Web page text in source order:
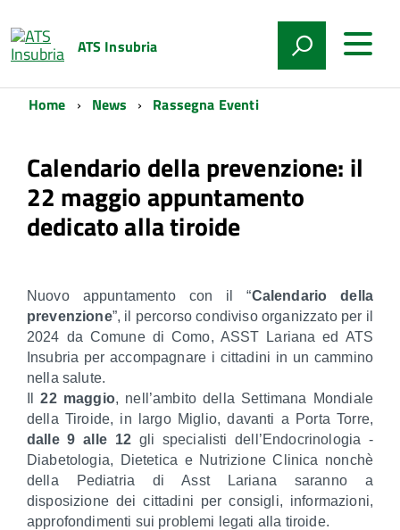
ATS Insubria
Home News Rassegna Eventi
Calendario della prevenzione: il
22 maggio appuntamento
dedicato alla tiroide
Nuovo appuntamento con il “Calendario della
prevenzione”, il percorso condiviso organizzato per il
2024 da Comune di Como, ASST Lariana ed ATS
Insubria per accompagnare i cittadini in un cammino
nella salute.
Il22 maggio, nell’ambito della Settimana Mondiale
della Tiroide, in largo Miglio, davanti a Porta Torre,
dalle 9 alle 12gli specialisti dell’Endocrinologia -
Diabetologia, Dietetica e Nutrizione Clinica nonchè
della Pediatria di Asst Lariana saranno a
disposizione dei cittadini per consigli, informazioni,
approfondimenti sui problemi legati alla tiroide.